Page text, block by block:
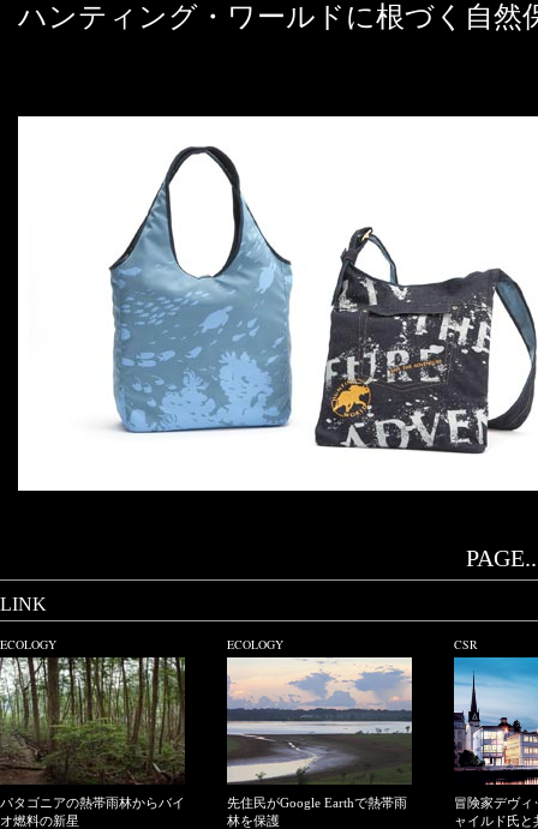
ハンティング・ワールドに根づく自然
LINK
ECOLOGY
パタゴニアの熱帯雨林からバイ
オ燃料の新星
ECOLOGY
先住民がGoogle Earthで熱帯雨
林を保護
CSR
冒険家デヴィ
ャイルド氏と